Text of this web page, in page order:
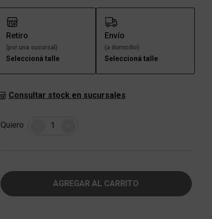
Retiro
(por una sucursal)
Seleccioná talle
Envío
(a domicilio)
Seleccioná talle
Consultar stock en sucursales
Quiero Cantidad
AGREGAR AL CARRITO